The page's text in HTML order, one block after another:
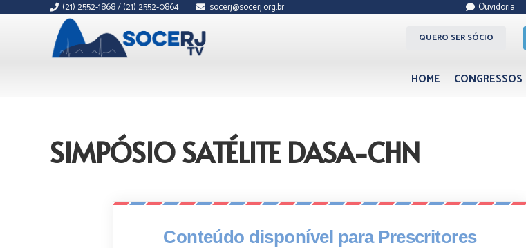
(21) 2552-1868 / (21) 2552-0864 socerj@socerj.org.br Ouvidoria
QUERO SER SÓCIO
HOME CONGRESSOS
SIMPÓSIO SATÉLITE DASA-CHN
Conteúdo disponível para Prescritores